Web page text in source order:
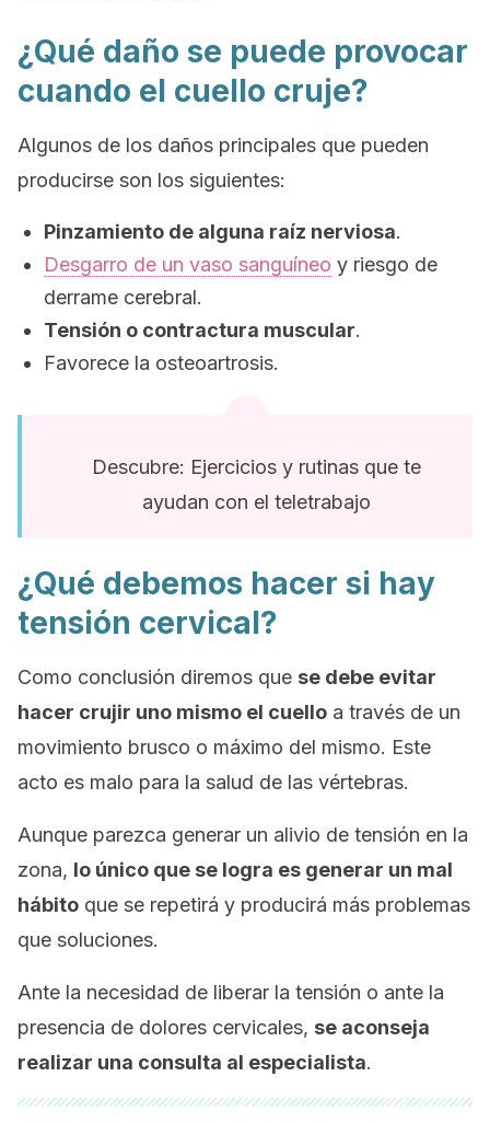
¿Qué daño se puede provocar
cuando el cuello cruje?
Algunos de los daños principales que pueden
producirse son los siguientes:
Pinzamiento de alguna raíz nerviosa.
Desgarro de un vaso sanguíneo y riesgo de
derrame cerebral.
Tensión o contractura muscular.
Favorece la osteoartrosis.
Descubre: Ejercicios y rutinas que te
ayudan con el teletrabajo
¿Qué debemos hacer si hay
tensión cervical?
Como conclusión diremos que se debe evitar
hacer crujir uno mismo el cuello a través de un
movimiento brusco o máximo del mismo. Este
acto es malo para la salud de las vértebras.
Aunque parezca generar un alivio de tensión en la
zona, lo único que se logra es generar un mal
hábito que se repetirá y producirá más problemas
que soluciones.
Ante la necesidad de liberar la tensión o ante la
presencia de dolores cervicales, se aconseja
realizar una consulta al especialista.